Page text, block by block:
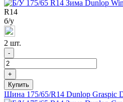
R14
б/у
2 шт.
-
+
Шина 175/65/R14 Dunlop Graspic